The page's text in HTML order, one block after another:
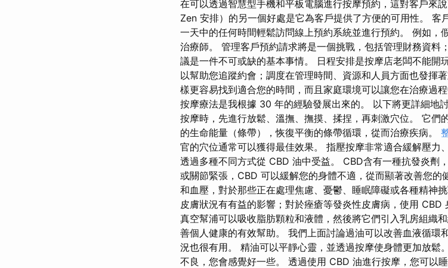
在可以透過智慧型手機和平板電腦進行按摩預約，這對客戶來
Zen 安排）的另一個好處是它為客戶提供了方便的可用性。 客
一天中的任何時間輕鬆訪問線上預約系統並進行預約。 例如，
治療師。 管理客戶預約請求將是一個挑戰，包括管理財務資料
議是一件不可或缺的基本事情。 日程安排是按摩店老闆不能開
以幫助您追蹤約會；調度在管理時間、資源和人員方面也發揮
樣更容易找到適合您的時間，而且家庭環境可以讓您在治療過
按摩療法是我根據 30 年的經驗發展出來的。 以下將更詳細地
按摩時，先進行放鬆、溫撫、撫摸、揉捏，再刺激穴位。 它們
的生命能量（條帶），恢復平衡的條帶循環，從而治療疾病。
官的穴位通常可以獲得最佳效果。 指壓按摩非常適合緩解壓力
透過多種不同方式從 CBD 油中受益。 CBD含有一種抗發炎劑
或關節緊張，CBD 可以緩解您的身體不適，從而顯著改善您
和血壓，對於那些正在處理焦慮、憂鬱、睡眠障礙或各種精神
皮膚狀況有有益的影響；對於痤瘡等發炎性皮膚病，使用 CBD
真空幫浦可以吸收脂肪顆粒和液體，然後將它們引入乳房組織
善個人健康的有效幫助。 我們上面討論過油可以改善血液循環
況也很有用。 精油可以平靜心靈，並透過按摩使身體更加放鬆
不良，您會感覺好一些。 透過使用 CBD 油進行按摩，您可以